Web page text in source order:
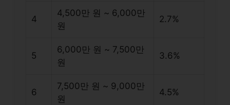
4
4,500만 원 ~ 6,000만
원
2.7%
5
6,000만 원 ~ 7,500만
원
3.6%
6
7,500만 원 ~ 9,000만
원
4.5%